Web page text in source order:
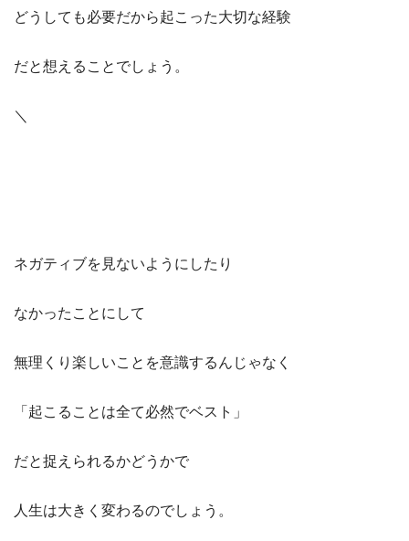
どうしても必要だから起こった大切な経験
だと想えることでしょう。
＼
ネガティブを見ないようにしたり
なかったことにして
無理くり楽しいことを意識するんじゃなく
「起こることは全て必然でベスト」
だと捉えられるかどうかで
人生は大きく変わるのでしょう。